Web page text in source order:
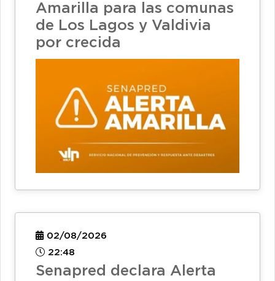
Amarilla para las comunas
de Los Lagos y Valdivia
por crecida
02/08/2026
22:48
Senapred declara Alerta